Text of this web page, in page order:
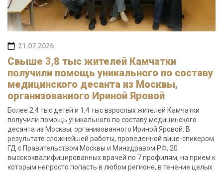
21.07.2026
Свыше 3,8 тыс жителей Камчатки
получили помощь уникального по составу
медицинского десанта из Москвы,
организованного Ириной Яровой
Более 2,4 тыс детей и 1,4 тыс взрослых жителей Камчатки
получили помощь уникального по составу медицинского
десанта из Москвы, организованного Ириной Яровой. В
результате сложнейшей работы, проведенной вице-спикером
ГД с Правительством Москвы и Минздравом РФ, 20
высококвалифицированных врачей по 7 профилям, на прием к
которым непросто попасть в любом регионе, в течение целых